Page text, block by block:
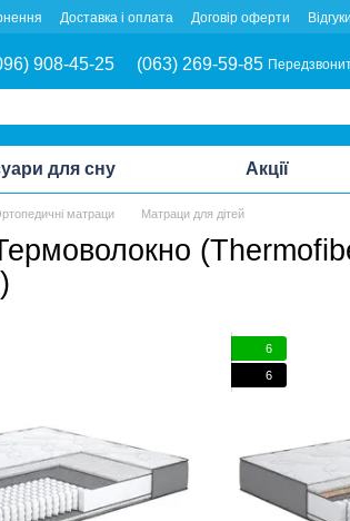
Доставка і оплата Договір оферти Відгуки
908-45-25 (063) 269-59-85
для сну Акції
матраци Матраци для дітей
6
6